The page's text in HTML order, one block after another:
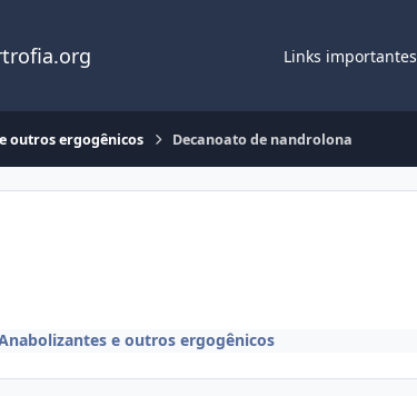
Links importantes
outros ergogênicos Decanoato de nandrolona
e outros ergogênicos